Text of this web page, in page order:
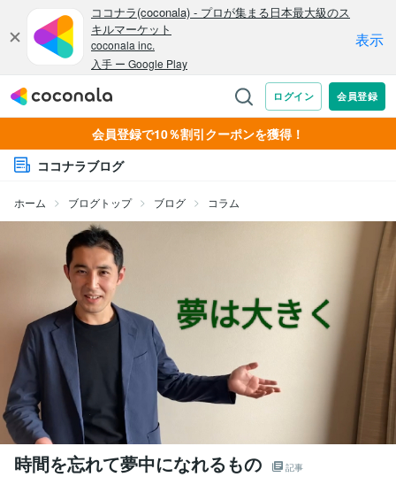
会員登録で10％割引クーポンを獲得！
ココナラブログ
ホーム ブログトップ ブログ コラム
時間を忘れて夢中になれるもの 記事